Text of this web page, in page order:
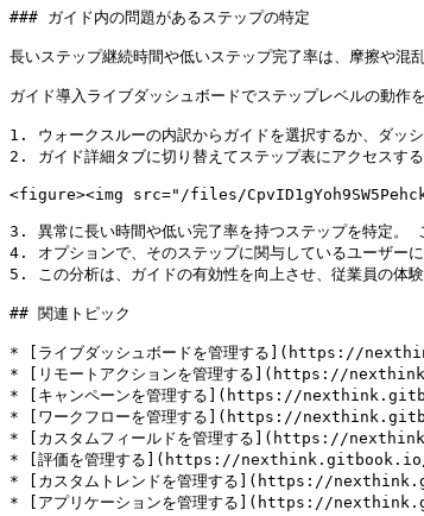
### ガイド内の問題があるステップの特定
長いステップ継続時間や低いステップ完了率は、摩擦や混
ガイド導入ライブダッシュボードでステップレベルの動作
1. ウォークスルーの内訳からガイドを選択するか、ダッシ
2. ガイド詳細タブに切り替えてステップ表にアクセスする
<figure><img src="/files/
3. 異常に長い時間や低い完了率を持つステップを特定。
4. オプションで、そのステップに関与しているユーザー
5. この分析は、ガイドの有効性を向上させ、従業員の体験
## 関連トピック
* [ライブダッシュボードを管理する](https://
* [リモートアクションを管理する](https://
* [キャンペーンを管理する](https://
* [ワークフローを管理する](https://
* [カスタムフィールドを管理する](https://
* [評価を管理する](https://
* [カスタムトレンドを管理する](https://
* [アプリケーションを管理する](https://